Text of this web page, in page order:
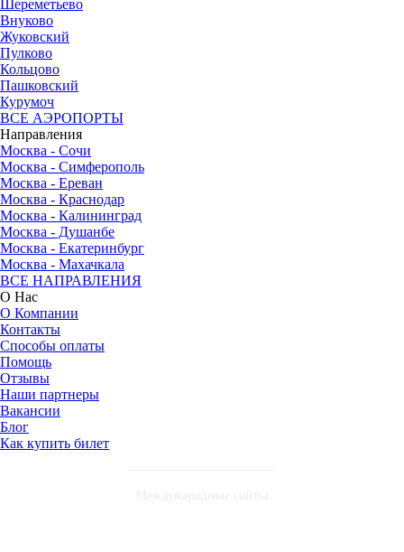
Шереметьево
Внуково
Жуковский
Пулково
Кольцово
Пашковский
Курумоч
ВСЕ АЭРОПОРТЫ
Направления
Москва - Сочи
Москва - Симферополь
Москва - Ереван
Москва - Краснодар
Москва - Калининград
Москва - Душанбе
Москва - Екатеринбург
Москва - Махачкала
ВСЕ НАПРАВЛЕНИЯ
О Нас
О Компании
Контакты
Способы оплаты
Помощь
Отзывы
Наши партнеры
Вакансии
Блог
Как купить билет